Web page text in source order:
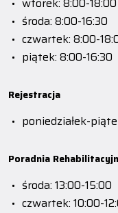
środa: 8:00-16:30
czwartek: 8:00-
piątek: 8:00-16:30
Rejestracja
poniedziałek-
Poradnia
środa: 13:00-15:00
czwartek: 10:00-